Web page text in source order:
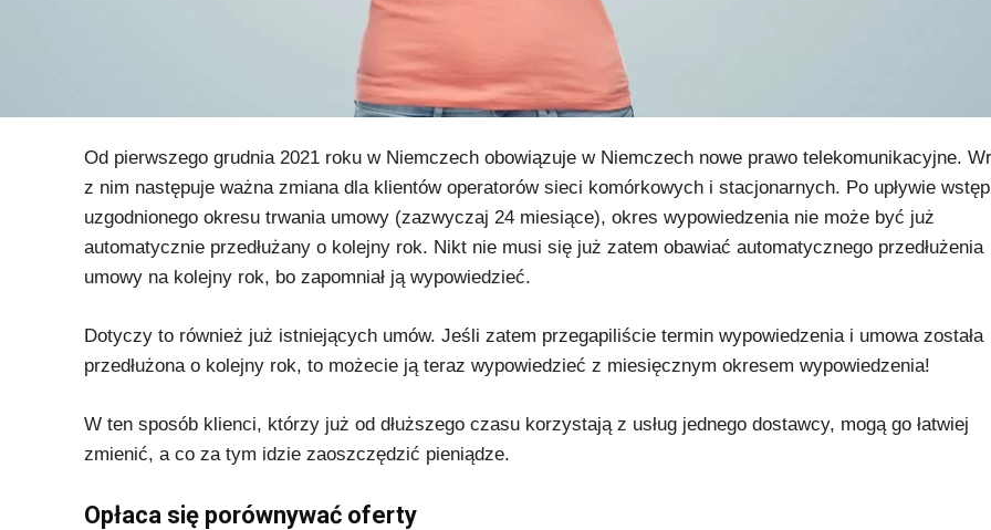
Od pierwszego grudnia 2021 roku w Niemczech obowiązuje w Niemczech nowe prawo telekomunikacyjne.
z nim następuje ważna zmiana dla klientów operatorów sieci komórkowych i stacjonarnych. Po upływie
uzgodnionego okresu trwania umowy (zazwyczaj 24 miesiące), okres wypowiedzenia nie może być już
automatycznie przedłużany o kolejny rok. Nikt nie musi się już zatem obawiać automatycznego przedłużenia
umowy na kolejny rok, bo zapomniał ją wypowiedzieć.
Dotyczy to również już istniejących umów. Jeśli zatem przegapiliście termin wypowiedzenia i umowa została
przedłużona o kolejny rok, to możecie ją teraz wypowiedzieć z miesięcznym okresem wypowiedzenia!
W ten sposób klienci, którzy już od dłuższego czasu korzystają z usług jednego dostawcy, mogą go łatwiej
zmienić, a co za tym idzie zaoszczędzić pieniądze.
Opłaca się porównywać oferty